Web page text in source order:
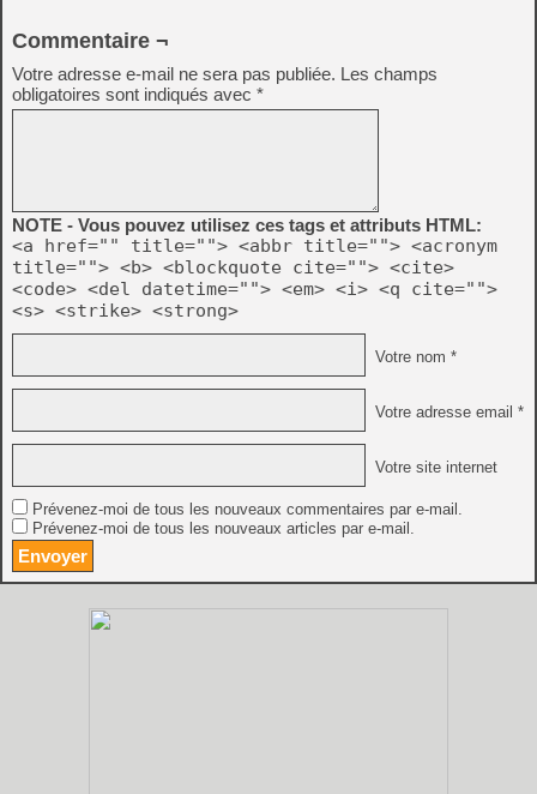
Commentaire ¬
Votre adresse e-mail ne sera pas publiée. Les champs
obligatoires sont indiqués avec *
NOTE - Vous pouvez utilisez ces tags et attributs HTML:
<a href="" title=""> <abbr title=""> <acronym
title=""> <b> <blockquote cite=""> <cite>
<code> <del datetime=""> <em> <i> <q cite="">
<s> <strike> <strong>
Votre nom *
Votre adresse email *
Votre site internet
Prévenez-moi de tous les nouveaux commentaires par e-mail.
Prévenez-moi de tous les nouveaux articles par e-mail.